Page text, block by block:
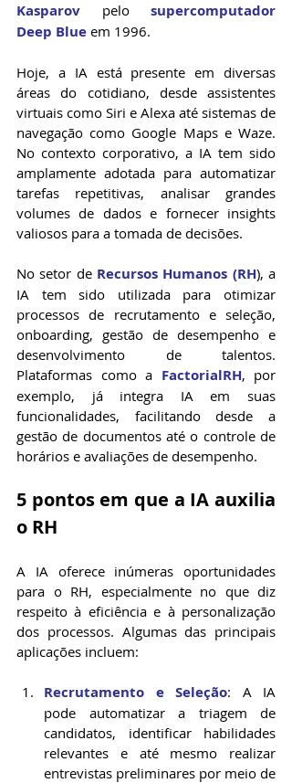
Kasparov pelo supercomputador
Deep Blue em 1996.
Hoje, a IA está presente em diversas
áreas do cotidiano, desde assistentes
virtuais como Siri e Alexa até sistemas de
navegação como Google Maps e Waze.
No contexto corporativo, a IA tem sido
amplamente adotada para automatizar
tarefas repetitivas, analisar grandes
volumes de dados e fornecer insights
valiosos para a tomada de decisões.
No setor de Recursos Humanos (RH), a
IA tem sido utilizada para otimizar
processos de recrutamento e seleção,
onboarding, gestão de desempenho e
desenvolvimento de talentos.
Plataformas como a FactorialRH, por
exemplo, já integra IA em suas
funcionalidades, facilitando desde a
gestão de documentos até o controle de
horários e avaliações de desempenho.
5 pontos em que a IA auxilia
o RH
A IA oferece inúmeras oportunidades
para o RH, especialmente no que diz
respeito à eficiência e à personalização
dos processos. Algumas das principais
aplicações incluem:
Recrutamento e Seleção: A IA
pode automatizar a triagem de
candidatos, identificar habilidades
relevantes e até mesmo realizar
entrevistas preliminares por meio de